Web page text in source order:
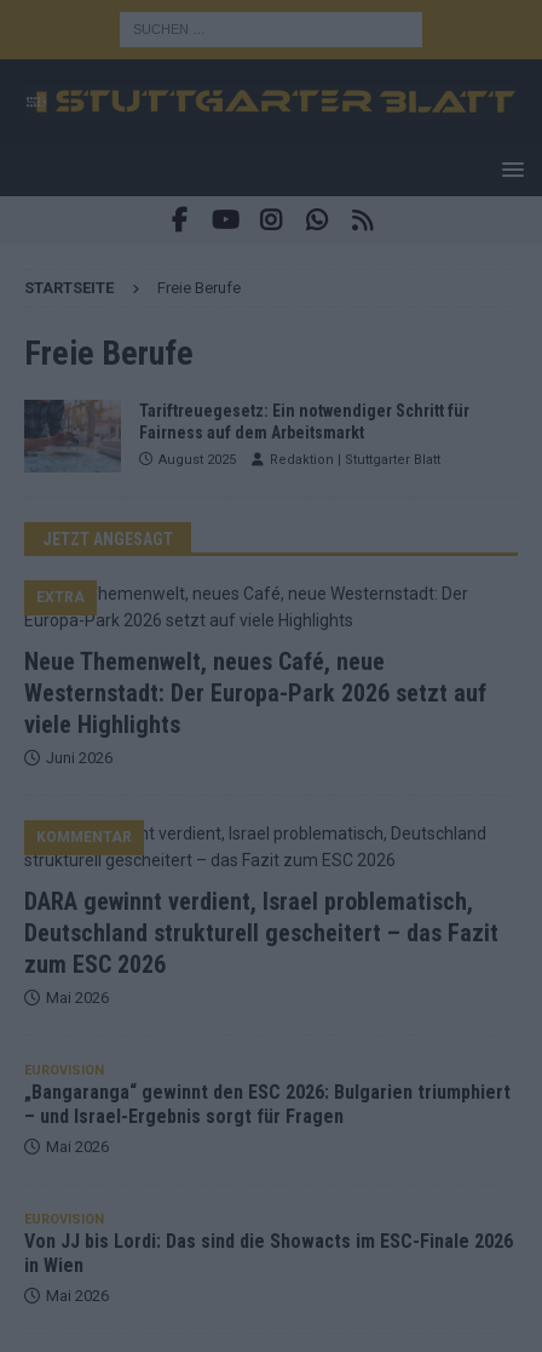
STARTSEITE Freie Berufe
Freie Berufe
Tariftreuegesetz: Ein notwendiger Schritt für
Fairness auf dem Arbeitsmarkt
August 2025 Redaktion | Stuttgarter Blatt
JETZT ANGESAGT
Neue Themenwelt, neues Café, neue
Westernstadt: Der Europa-Park 2026 setzt auf
viele Highlights
EXTRA
Juni 2026
DARA gewinnt verdient, Israel problematisch,
Deutschland strukturell gescheitert – das Fazit
zum ESC 2026
KOMMENTAR
Mai 2026
EUROVISION
„Bangaranga“ gewinnt den ESC 2026: Bulgarien triumphiert
– und Israel-Ergebnis sorgt für Fragen
Mai 2026
EUROVISION
Von JJ bis Lordi: Das sind die Showacts im ESC-Finale 2026
in Wien
Mai 2026